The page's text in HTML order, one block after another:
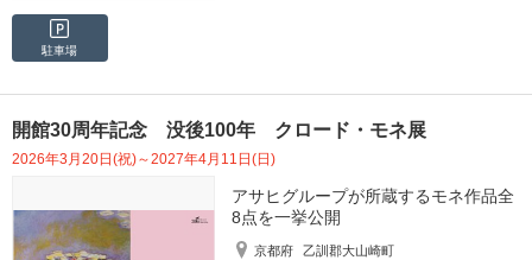
駐車場
開館30周年記念 没後100年 クロード・モネ展
2026年3月20日(祝)～2027年4月11日(日)
アサヒグループが所蔵するモネ作品全
8点を一挙公開
京都府
乙訓郡大山崎町